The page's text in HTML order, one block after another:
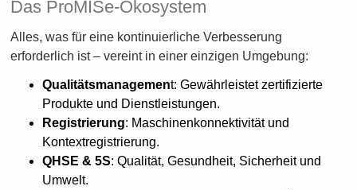
Das ProMISe-Ökosystem
Alles, was für eine kontinuierliche Verbesserung
erforderlich ist – vereint in einer einzigen Umgebung:
Qualitätsmanagement: Gewährleistet zertifizierte
Produkte und Dienstleistungen.
Registrierung: Maschinenkonnektivität und
Kontextregistrierung.
QHSE & 5S: Qualität, Gesundheit, Sicherheit und
Umwelt.